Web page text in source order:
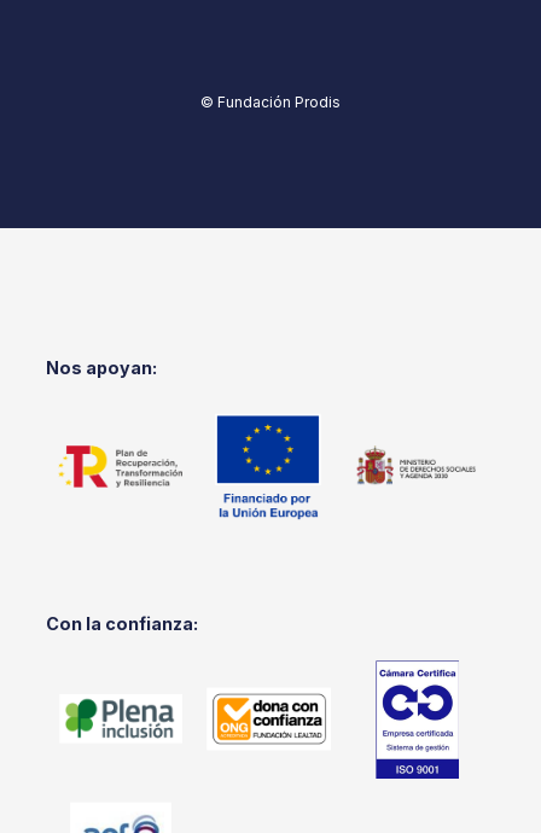
© Fundación Prodis
Nos apoyan:
Con la confianza: